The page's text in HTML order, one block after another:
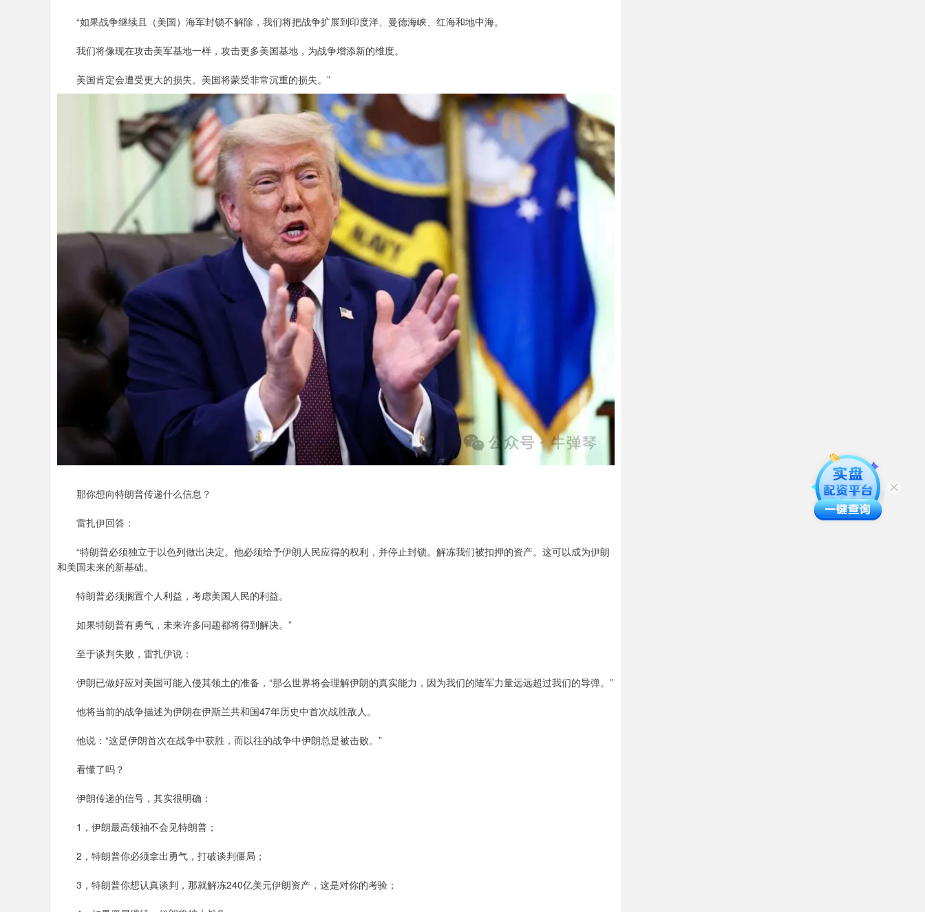
“如果战争继续且（美国）海军封锁不解除，我们将把战争扩展到印度洋、曼德海峡、红海和地中海。
我们将像现在攻击美军基地一样，攻击更多美国基地，为战争增添新的维度。
美国肯定会遭受更大的损失。美国将蒙受非常沉重的损失。”
那你想向特朗普传递什么信息？
雷扎伊回答：
“特朗普必须独立于以色列做出决定。他必须给予伊朗人民应得的权利，并停止封锁。解冻我们被扣押的资产。这可以成为伊朗
和美国未来的新基础。
特朗普必须搁置个人利益，考虑美国人民的利益。
如果特朗普有勇气，未来许多问题都将得到解决。”
至于谈判失败，雷扎伊说：
伊朗已做好应对美国可能入侵其领土的准备，“那么世界将会理解伊朗的真实能力，因为我们的陆军力量远远超过我们的导弹。”
他将当前的战争描述为伊朗在伊斯兰共和国47年历史中首次战胜敌人。
他说：“这是伊朗首次在战争中获胜，而以往的战争中伊朗总是被击败。”
看懂了吗？
伊朗传递的信号，其实很明确：
1，伊朗最高领袖不会见特朗普；
2，特朗普你必须拿出勇气，打破谈判僵局；
3，特朗普你想认真谈判，那就解冻240亿美元伊朗资产，这是对你的考验；